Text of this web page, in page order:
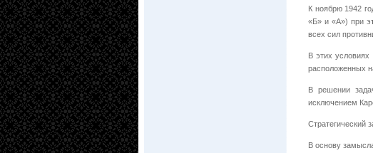
К ноябрю 1942
«Б» и «А») при
всех сил
В этих
расположенных
В решении
исключением
Стратегический
В основу